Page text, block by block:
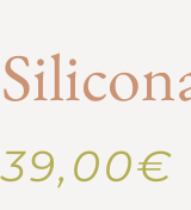
39,00€